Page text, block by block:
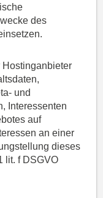
des
Hostinganbieter
und
Interessenten
auf
an einer
dieses
lit. f DSGVO